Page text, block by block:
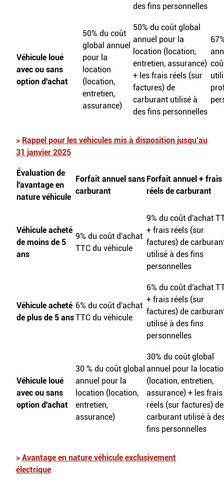
des fins personnelles
Véhicule loué
avec ou sans
option d'achat
50% du coût
global annuel
pour la
location
(location,
entretien,
assurance)
50% du coût global
annuel pour la
location (location,
entretien, assurance)
+ les frais réels (sur
factures) de
carburant utilisé à
des fins personnelles
> Rappel pour les véhicules mis à disposition jusqu’au
31 janvier 2025
Évaluation de
l'avantage en
nature véhicule
Forfait annuel sans
carburant
Forfait annuel + frais
réels de carburant
Véhicule acheté
de moins de 5
ans
9% du coût d'achat
TTC du véhicule
9% du coût d'achat
+ frais réels (sur
factures) de
utilisé à des fins
personnelles
Véhicule acheté
de plus de 5 ans
6% du coût d'achat
TTC du véhicule
6% du coût d'achat
+ frais réels (sur
factures) de
utilisé à des fins
personnelles
Véhicule loué
avec ou sans
option d'achat
30 % du coût global
annuel pour la
location (location,
entretien,
assurance)
30% du coût global
annuel pour la
(location, entretien,
assurance) + les frais
réels (sur factures) de
carburant utilisé à
fins personnelles
> Avantage en nature véhicule exclusivement
électrique